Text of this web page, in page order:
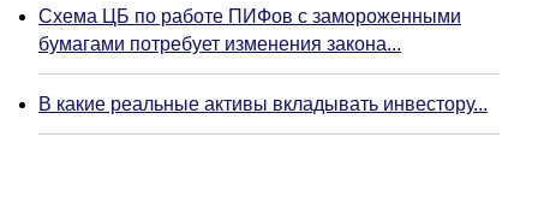
Схема ЦБ по работе ПИФов с замороженными
бумагами потребует изменения закона...
В какие реальные активы вкладывать инвестору...